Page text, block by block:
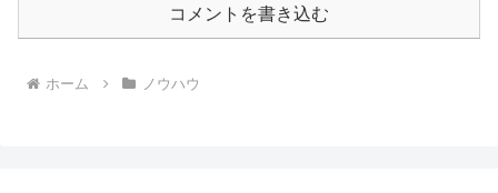
コメントを書き込む
ホーム ノウハウ